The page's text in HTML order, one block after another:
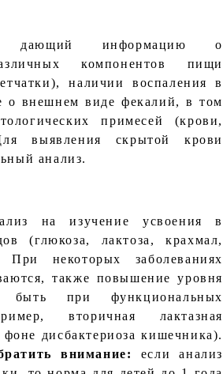
дающий информацию о
компонентов пищи
наличии воспаления в
о внешнем виде фекалий, в том
примесей (крови,
выявления скрытой крови
анализ.
на изучение усвоения в
(глюкоза, лактоза, крахмал,
некоторых заболеваниях
также повышение уровня
быть при функциональных
вторичная лактазная
фоне дисбактериоза кишечника).
внимание: если анализ